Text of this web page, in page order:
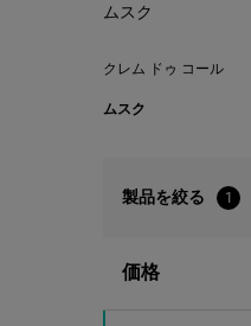
ムスク
ムスク
クレム ドゥ コール
ムスク
製品を絞る 1
価格